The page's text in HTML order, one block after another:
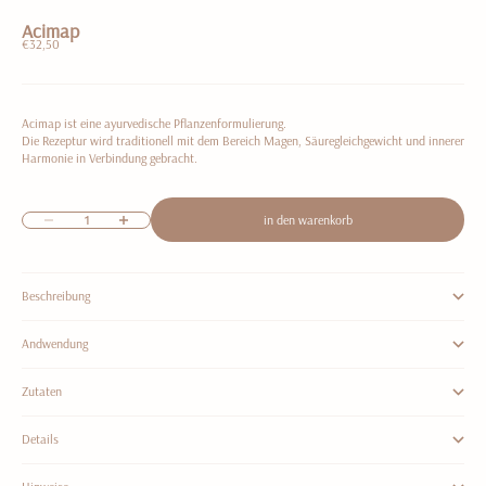
Acimap
Angebot
€32,50
Acimap ist eine ayurvedische Pflanzenformulierung.
Die Rezeptur wird traditionell mit dem Bereich Magen, Säuregleichgewicht und innerer
Harmonie in Verbindung gebracht.
Anzahl verringernAnzahl erhöhen in den warenkorb
Beschreibung
Andwendung
Zutaten
Details